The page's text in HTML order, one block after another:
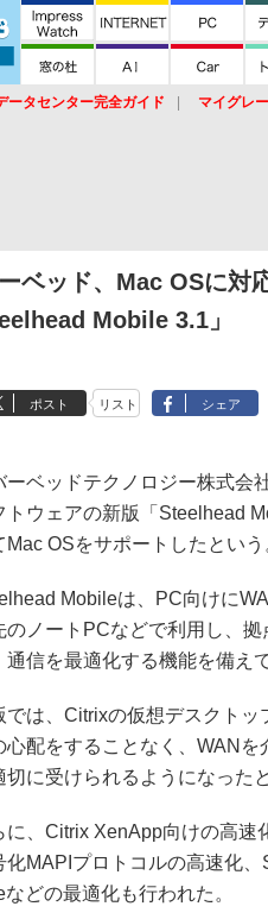
ータセンター完全ガイド マイグレ
ベッド、Mac OSに対
Mobile 3.1」
ポスト リスト シェア
ベッドテクノロジー株式会
トウェアの新版「Steelhead
Mac OSをサポートしたとい
Mobileは、PC向けに
のノートPCなどで利用し、
通信を最適化する機能を備え
は、Citrixの仮想デスクトッ
心配をすることなく、WAN
切に受けられるようになった
、Citrix XenApp向けの高速
化MAPIプロトコルの高速化
どの最適化も行われた。